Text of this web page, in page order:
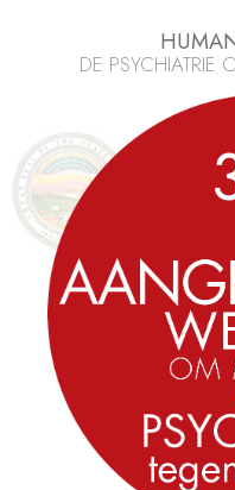
DE PSYCHIATRIE